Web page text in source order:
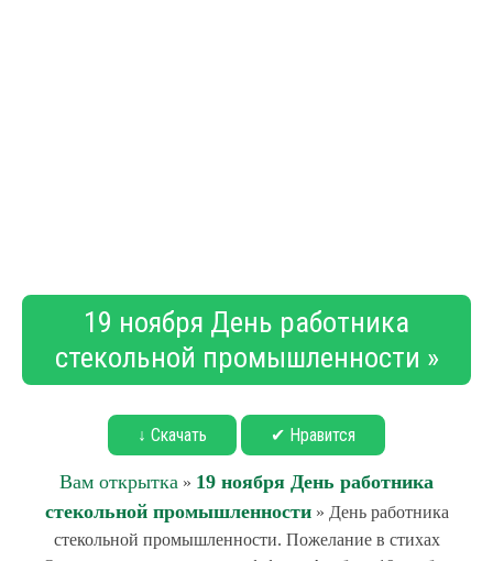
19 ноября День работника
стекольной промышленности »
↓ Скачать ✔ Нравится
Вам открытка » 19 ноября День работника
стекольной промышленности» День работника
стекольной промышленности. Пожелание в стихах